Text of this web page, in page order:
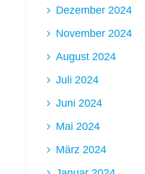
Dezember 2024
November 2024
August 2024
Juli 2024
Juni 2024
Mai 2024
März 2024